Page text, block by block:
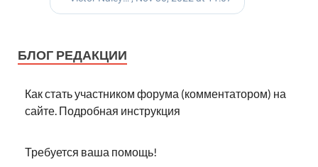
БЛОГ РЕДАКЦИИ
Как стать участником форума (комментатором) на
сайте. Подробная инструкция
Требуется ваша помощь!